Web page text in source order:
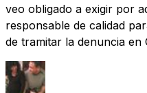
veo obligado a exigir por
responsable de calidad
de tramitar la denuncia en